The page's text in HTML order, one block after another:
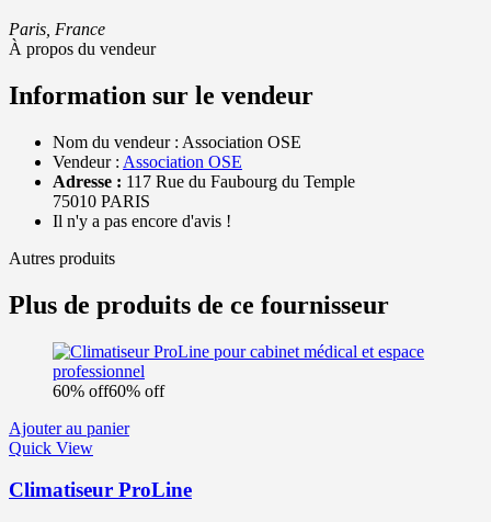
Paris, France
À propos du vendeur
Information sur le vendeur
Nom du vendeur : Association OSE
Vendeur : Association OSE
Adresse : 117 Rue du Faubourg du Temple
75010 PARIS
Il n'y a pas encore d'avis !
Autres produits
Plus de produits de ce fournisseur
60% off60% off
Ajouter au panier
Quick View
Climatiseur ProLine